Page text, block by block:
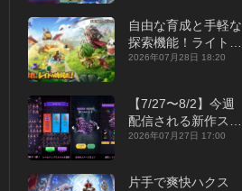
自由な育成と手軽な
探索機能！ライトカ
ジュアルMMORPG
征』【最新作PICKU
P】
2026年07月28日 18:20
【7/27〜8/2】今週
配信される新作スマ
ホゲームをまとめて
年】
2026年07月27日 17:00
片手で爽快ハクス